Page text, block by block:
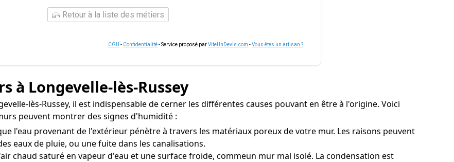
Retour à la liste des métiers
CGU - Confidentialité- Service proposé parViteUnDevis.com -Vous êtes un artisan ?
à Longevelle-lès-Russey
lès-Russey, il est indispensable de cerner les différentes causes pouvant en être à l'origine. Voici
peuvent montrer des signes d'humidité :
l'eau provenant de l'extérieur pénètre à travers les matériaux poreux de votre mur. Les raisons peuvent
eaux de pluie, ou une fuite dans les canalisations.
chaud saturé en vapeur d'eau et une surface froide, commeun mur mal isolé. La condensation est